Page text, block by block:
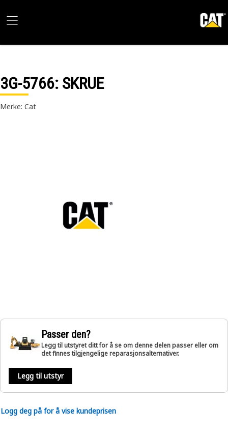
3G-5766: SKRUE
Merke: Cat
Passer den?
Legg til utstyret ditt for å se om denne delen passer eller om
det finnes tilgjengelige reparasjonsalternativer.
Legg til utstyr
Logg deg på for å vise kundeprisen